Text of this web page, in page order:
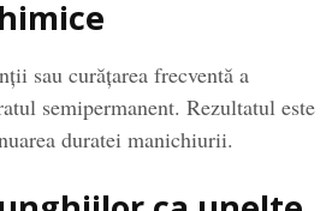
sau curățarea frecventă a
semipermanent. Rezultatul este
duratei manichiurii.